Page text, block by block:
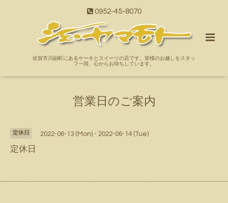
0952-45-8070
佐賀市川副町にあるケーキとスイーツの店です。皆様のお越しをスタッ
フ一同、心からお待ちしています。
営業日のご案内
定休日 2022-06-13 (Mon) - 2022-06-14 (Tue)
定休日